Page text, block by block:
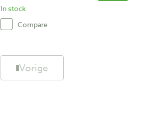
In stock
Compare
Vorige